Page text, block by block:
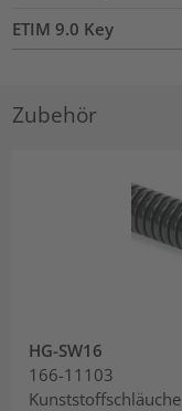
ETIM 9.0 Key
Zubehör
HG-SW16
166-11103
Kunststoffschläuche